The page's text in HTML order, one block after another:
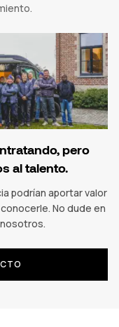
pero
al talento.
podrían aportar valor
No dude en